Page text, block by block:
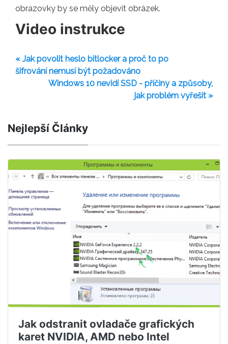
obrazovky by se měly objevit obrázek.
Video instrukce
« Jak povolit heslo bitlocker a proč to po
šifrování nemusí být požadováno
Windows 10 nevidí SSD - příčiny a způsoby,
jak problém vyřešit »
Nejlepší Články
Jak odstranit ovladače grafických
karet NVIDIA, AMD nebo Intel